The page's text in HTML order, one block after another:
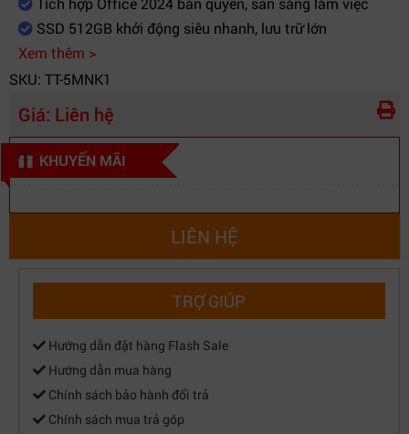
SSD 512GB khởi động siêu nhanh, lưu trữ lớn
Xem thêm >
SKU: TT-5MNK1
Giá: Liên hệ
KHUYẾN MÃI
LIÊN HỆ
TRỢ GIÚP
Hướng dẫn đặt hàng Flash Sale
Hướng dẫn mua hàng
Chính sách bảo hành đổi trả
Chính sách mua trả góp